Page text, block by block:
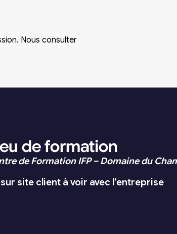
Nous consulter
de formation
de Formation IFP – Domaine du
site client à voir avec l’entreprise